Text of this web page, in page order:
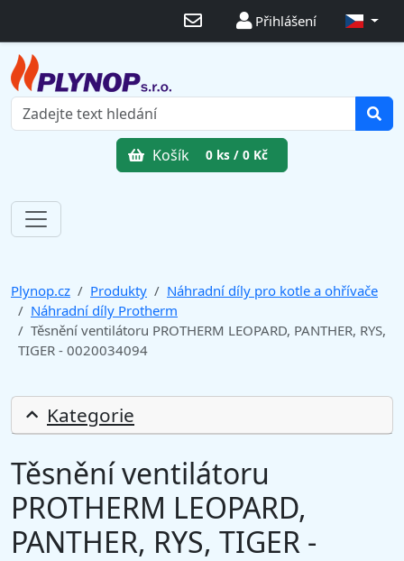
Přihlášení
Košík 0 ks / 0 Kč
Plynop.cz Produkty
Náhradní díly pro kotle a ohřívače
Náhradní díly Protherm
Těsnění ventilátoru PROTHERM LEOPARD, PANTHER, RYS,
TIGER - 0020034094
Kategorie
Těsnění ventilátoru
PROTHERM LEOPARD,
PANTHER, RYS, TIGER -